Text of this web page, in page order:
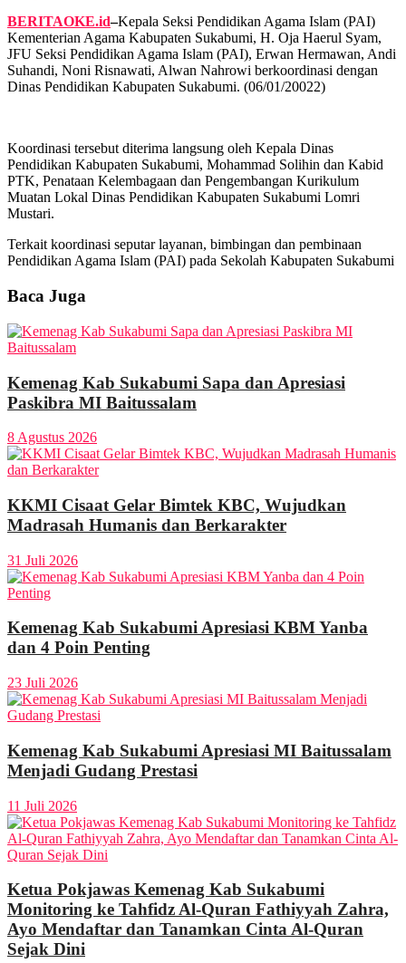
BERITAOKE.id–Kepala Seksi Pendidikan Agama Islam (PAI)
Kementerian Agama Kabupaten Sukabumi, H. Oja Haerul Syam,
JFU Seksi Pendidikan Agama Islam (PAI), Erwan Hermawan, Andi
Suhandi, Noni Risnawati, Alwan Nahrowi berkoordinasi dengan
Dinas Pendidikan Kabupaten Sukabumi. (06/01/20022)
Koordinasi tersebut diterima langsung oleh Kepala Dinas
Pendidikan Kabupaten Sukabumi, Mohammad Solihin dan Kabid
PTK, Penataan Kelembagaan dan Pengembangan Kurikulum
Muatan Lokal Dinas Pendidikan Kabupaten Sukabumi Lomri
Mustari.
Terkait koordinasi seputar layanan, bimbingan dan pembinaan
Pendidikan Agama Islam (PAI) pada Sekolah Kabupaten Sukabumi
Baca Juga
Kemenag Kab Sukabumi Sapa dan Apresiasi
Paskibra MI Baitussalam
8 Agustus 2026
KKMI Cisaat Gelar Bimtek KBC, Wujudkan
Madrasah Humanis dan Berkarakter
31 Juli 2026
Kemenag Kab Sukabumi Apresiasi KBM Yanba
dan 4 Poin Penting
23 Juli 2026
Kemenag Kab Sukabumi Apresiasi MI Baitussalam
Menjadi Gudang Prestasi
11 Juli 2026
Ketua Pokjawas Kemenag Kab Sukabumi
Monitoring ke Tahfidz Al-Quran Fathiyyah Zahra,
Ayo Mendaftar dan Tanamkan Cinta Al-Quran
Sejak Dini